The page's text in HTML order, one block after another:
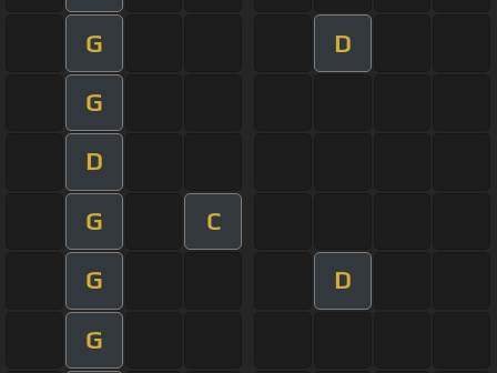
G D
G
D
G C
G D
G